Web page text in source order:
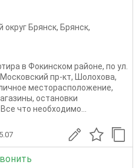
округ Брянск, Брянск,
в Фокинском paйонe, по ул.
пр-кт, Шолохова,
месторасположение,
остановки
что необходимо...